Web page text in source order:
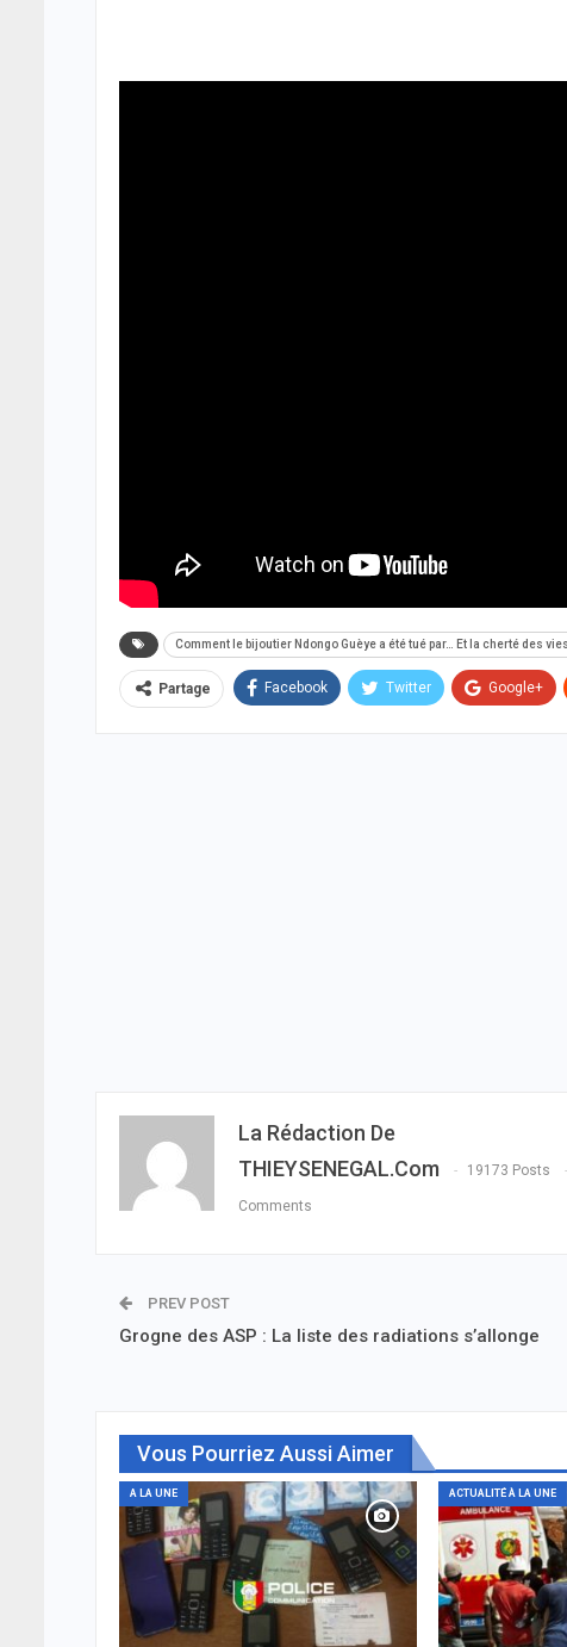
Comment le bijoutier Ndongo Guèye a été tué par… Et la cherté des
Partage Facebook Twitter Google+
La Rédaction De
THIEYSENEGAL.com
19173 Posts
Comments
PREV POST
Grogne des ASP : La liste des radiations s’allonge
Vous Pourriez Aussi Aimer
A LA UNE ACTUALITÉ À LA UNE